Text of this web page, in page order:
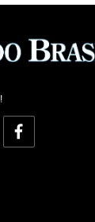
Facebook